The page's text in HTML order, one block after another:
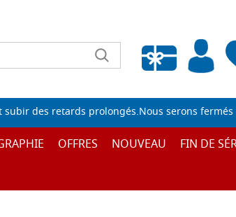
Liste de souhaits vide
des retards prolongés.Nous serons
OFFRES NOUVEAU
FIN DE